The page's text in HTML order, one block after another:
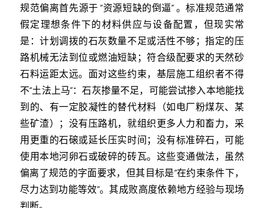
规范偏离首先源于 “资源短缺的倒逼” 。标准规范通常
假定理想条件下的材料供应与设备配置，但现实常
是：计划调拨的石灰数量不足或活性不够；指定的压
路机械无法到位或燃油短缺；符合级配要求的天然砂
石料运距太远。面对这些约束，基层施工组织者不得
不“土法上马”：石灰掺量不足，可能尝试掺入本地能找
到的、有一定胶凝性的替代材料（如电厂粉煤灰、某
些矿渣）；没有压路机，就组织更多人力和畜力，采
用更重的石磙或延长压实时间；没有标准碎石，可能
使用本地河卵石或破碎的砖瓦。这些变通做法，虽然
偏离了规范的字面要求，但其目标是“在约束条件下，
尽力达到功能等效”。其成败高度依赖地方经验与现场
判断。